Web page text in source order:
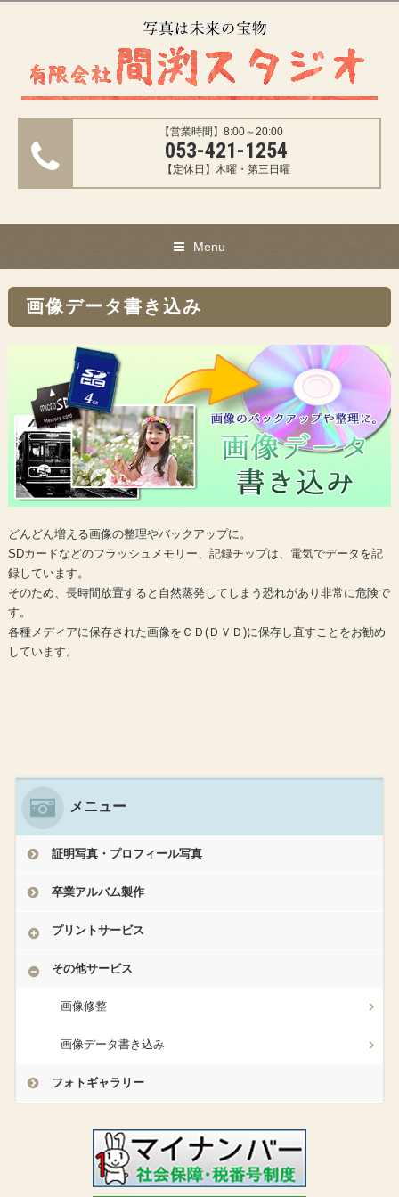
【営業時間】8:00～20:00
053-421-1254
【定休日】木曜・第三日曜
Menu
画像データ書き込み
どんどん増える画像の整理やバックアップに。
SDカードなどのフラッシュメモリー、記録チップは、電気でデータを記
録しています。
そのため、長時間放置すると自然蒸発してしまう恐れがあり非常に危険で
す。
各種メディアに保存された画像をＣＤ(ＤＶＤ)に保存し直すことをお勧め
しています。
メニュー
証明写真・プロフィール写真
卒業アルバム製作
プリントサービス
その他サービス
画像修整
画像データ書き込み
フォトギャラリー